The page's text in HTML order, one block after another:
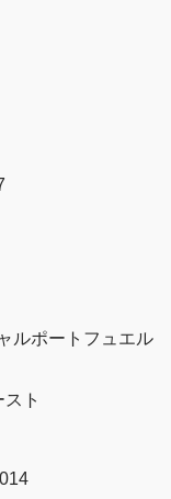
ルポートフュエル
ト